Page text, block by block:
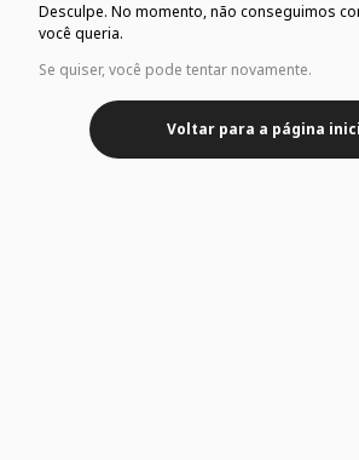
Desculpe. No momento, não conseguimos
você queria.
Se quiser, você pode tentar novamente.
Voltar para a página